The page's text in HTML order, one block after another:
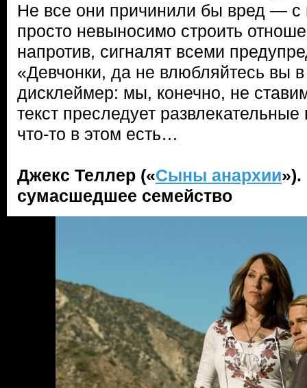
Не все они причинили бы вред —
просто невыносимо строить
напротив, сигналят всеми
«Девчонки, да не влюбляйтесь вы
дисклеймер: мы, конечно, не
текст преследует
что-то в этом есть…
Джекс Теллер («Сыны анархии
сумасшедшее семейство